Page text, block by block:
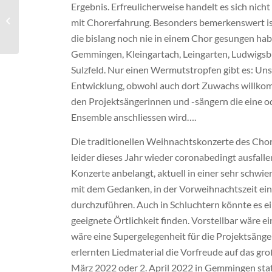
Ergebnis. Erfreulicherweise handelt es sich
mit Chorerfahrung. Besonders bemerkenswert
die bislang noch nie in einem Chor gesungen
Gemmingen, Kleingartach, Leingarten,
Sulzfeld. Nur einen Wermutstropfen gibt es:
Entwicklung, obwohl auch dort Zuwachs
den Projektsängerinnen und -sängern die eine
Ensemble anschliessen wird….
Die traditionellen Weihnachtskonzerte des
leider dieses Jahr wieder coronabedingt
Konzerte anbelangt, aktuell in einer sehr
mit dem Gedanken, in der Vorweihnachtszeit
durchzuführen. Auch in Schluchtern könnte es
geeignete Örtlichkeit finden. Vorstellbar wäre
wäre eine Supergelegenheit für die
erlernten Liedmaterial die Vorfreude auf das
März 2022 oder 2. April 2022 in Gemmingen
Gospelprojekt:
Erfolgversprechender
Start – Einstieg noch